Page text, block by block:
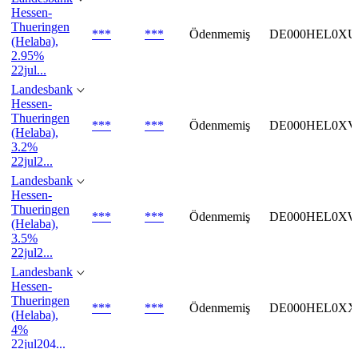
Hessen-
Thueringen
(Helaba),
2.95%
22jul...
*** *** Ödenmemiş
Landesbank
Hessen-
Thueringen
(Helaba),
3.2%
22jul2...
*** *** Ödenmemiş
Landesbank
Hessen-
Thueringen
(Helaba),
3.5%
22jul2...
*** *** Ödenmemiş
Landesbank
Hessen-
Thueringen
(Helaba),
4%
22jul204...
*** *** Ödenmemiş